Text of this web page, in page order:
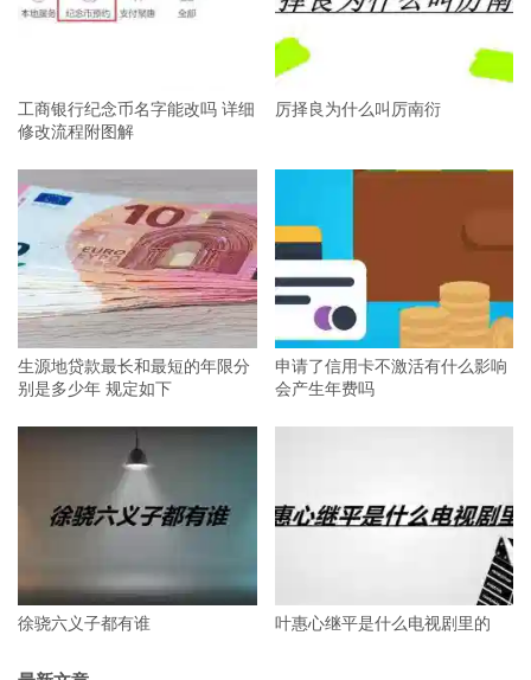
工商银行纪念币名字能改吗 详细
修改流程附图解
厉择良为什么叫厉南衍
生源地贷款最长和最短的年限分
别是多少年 规定如下
申请了信用卡不激活有什么影响
会产生年费吗
徐骁六义子都有谁 叶惠心继平是什么电视剧里的